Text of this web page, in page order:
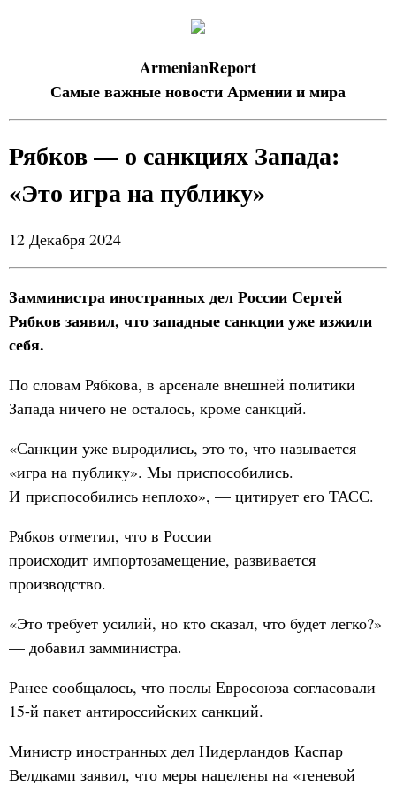
ArmenianReport
Самые важные новости Армении и мира
Рябков — о санкциях Запада:
«Это игра на публику»
12 Декабря 2024
Замминистра иностранных дел России Сергей
Рябков заявил, что западные санкции уже изжили
себя.
По словам Рябкова, в арсенале внешней политики
Запада ничего не осталось, кроме санкций.
«Санкции уже выродились, это то, что называется
«игра на публику». Мы приспособились.
И приспособились неплохо», — цитирует его ТАСС.
Рябков отметил, что в России
происходит импортозамещение, развивается
производство.
«Это требует усилий, но кто сказал, что будет легко?»
— добавил замминистра.
Ранее сообщалось, что послы Евросоюза согласовали
15-й пакет антироссийских санкций.
Министр иностранных дел Нидерландов Каспар
Велдкамп заявил, что меры нацелены на «теневой